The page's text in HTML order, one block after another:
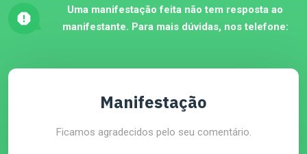
Uma manifestação feita não tem resposta ao
manifestante. Para mais dúvidas, nos telefone:
Manifestação
Ficamos agradecidos pelo seu comentário.